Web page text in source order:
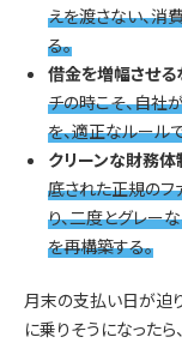
えを渡さない、消
る。
借金を増幅させる
チの時こそ、自社
を、適正なルール
クリーンな財務体
底された正規のフ
り、二度とグレー
を再構築する。
月末の支払い日が迫
に乗りそうになった